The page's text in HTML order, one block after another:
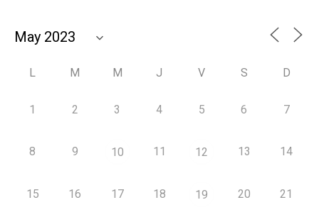
L M M J V S D
1 2 3 4 5 6 7
8 9 10 11 12 13 14
15 16 17 18 19 20 21